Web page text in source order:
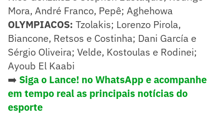
Mora, André Franco, Pepê; Aghehowa
OLYMPIACOS: Tzolakis; Lorenzo Pirola,
Biancone, Retsos e Costinha; Dani García e
Sérgio Oliveira; Velde, Kostoulas e Rodinei;
Ayoub El Kaabi
➡️ Siga o Lance! no WhatsApp e acompanhe
em tempo real as principais notícias do
esporte